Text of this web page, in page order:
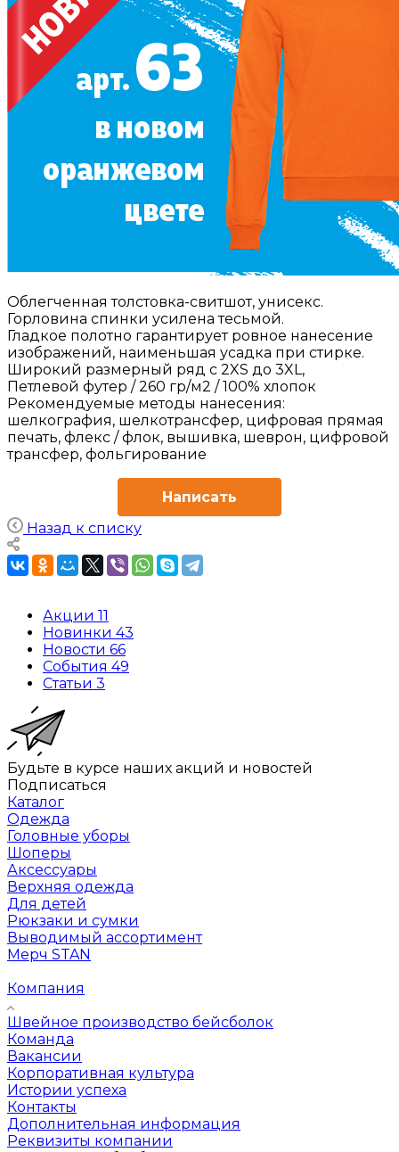
Облегченная толстовка-свитшот, унисекс.
Горловина спинки усилена тесьмой.
Гладкое полотно гарантирует ровное нанесение
изображений, наименьшая усадка при стирке.
Широкий размерный ряд с 2XS до 3XL,
Петлевой футер / 260 гр/м2 / 100% хлопок
Рекомендуемые методы нанесения:
шелкография, шелкотрансфер, цифровая прямая
печать, флекс / флок, вышивка, шеврон, цифровой
трансфер, фольгирование
Написать
Назад к списку
Акции 11
Новинки 43
Новости 66
События 49
Статьи 3
Будьте в курсе наших акций и новостей
Подписаться
Каталог
Одежда
Головные уборы
Шоперы
Аксессуары
Верхняя одежда
Для детей
Рюкзаки и сумки
Выводимый ассортимент
Мерч STAN
Компания
Швейное производство бейсболок
Команда
Вакансии
Корпоративная культура
Истории успеха
Контакты
Дополнительная информация
Реквизиты компании